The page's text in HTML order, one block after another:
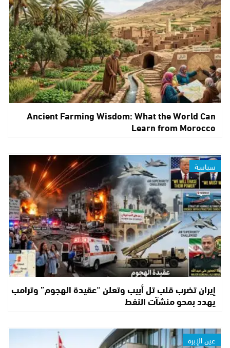
Ancient Farming Wisdom: What the World Can
Learn from Morocco
سياسة
إيران تضرب قلب تل أبيب وتعلن “عقيدة الهجوم” وترامب
يهدد بمحو منشآت النفط
عين الإبرة